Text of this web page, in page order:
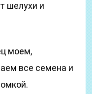
шелухи и
моем,
все семена и